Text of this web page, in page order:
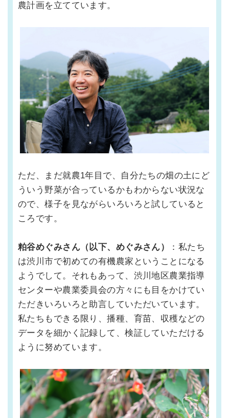
農計画を立てています。
ただ、まだ就農1年目で、自分たちの畑の土にど
ういう野菜が合っているかもわからない状況な
ので、様子を見ながらいろいろと試していると
ころです。
粕谷めぐみさん（以下、めぐみさん）
：私たち
は渋川市で初めての有機農家ということになる
ようでして。それもあって、渋川地区農業指導
センターや農業委員会の方々にも目をかけてい
ただきいろいろと助言していただいています。
私たちもできる限り、播種、育苗、収穫などの
データを細かく記録して、検証していただける
ように努めています。